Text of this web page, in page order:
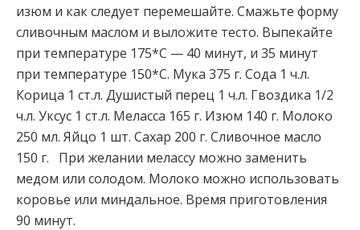
изюм и как следует перемешайте. Смажьте форму
сливочным маслом и выложите тесто. Выпекайте
при температуре 175*С — 40 минут, и 35 минут
при температуре 150*С. Мука 375 г. Сода 1 ч.л.
Корица 1 ст.л. Душистый перец 1 ч.л. Гвоздика 1/2
ч.л. Уксус 1 ст.л. Меласса 165 г. Изюм 140 г. Молоко
250 мл. Яйцо 1 шт. Сахар 200 г. Сливочное масло
150 г. При желании мелассу можно заменить
медом или солодом. Молоко можно использовать
коровье или миндальное. Время приготовления
90 минут.